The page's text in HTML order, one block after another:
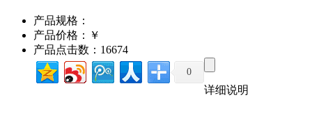
产品规格：
产品价格：￥
产品点击数：16674
0
详细说明